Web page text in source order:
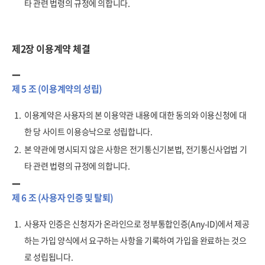
타 관련 법령의 규정에 의합니다.
제2장 이용계약 체결
제 5 조 (이용계약의 성립)
1. 이용계약은 사용자의 본 이용약관 내용에 대한 동의와 이용신청에 대
한 당 사이트 이용승낙으로 성립합니다.
2. 본 약관에 명시되지 않은 사항은 전기통신기본법, 전기통신사업법 기
타 관련 법령의 규정에 의합니다.
제 6 조 (사용자 인증 및 탈퇴)
1. 사용자 인증은 신청자가 온라인으로 정부통합인증(Any-ID)에서 제공
하는 가입 양식에서 요구하는 사항을 기록하여 가입을 완료하는 것으
로 성립됩니다.